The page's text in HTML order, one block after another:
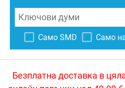
Само SMD Само
Безплатна доставка в